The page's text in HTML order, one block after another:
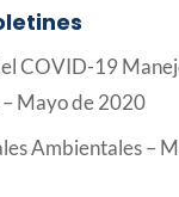
COVID-19
Mayo de 2020
Ambientales –